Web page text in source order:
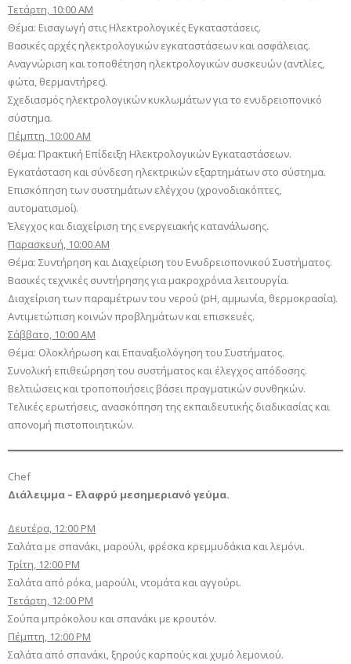
Τετάρτη, 10:00 AM
Θέμα: Εισαγωγή στις Ηλεκτρολογικές Εγκαταστάσεις.
Βασικές αρχές ηλεκτρολογικών εγκαταστάσεων και ασφάλειας.
Αναγνώριση και τοποθέτηση ηλεκτρολογικών συσκευών (αντλίες,
φώτα, θερμαντήρες).
Σχεδιασμός ηλεκτρολογικών κυκλωμάτων για το ενυδρειοπονικό
σύστημα.
Πέμπτη, 10:00 AM
Θέμα: Πρακτική Επίδειξη Ηλεκτρολογικών Εγκαταστάσεων.
Εγκατάσταση και σύνδεση ηλεκτρικών εξαρτημάτων στο σύστημα.
Επισκόπηση των συστημάτων ελέγχου (χρονοδιακόπτες,
αυτοματισμοί).
Έλεγχος και διαχείριση της ενεργειακής κατανάλωσης.
Παρασκευή, 10:00 AM
Θέμα: Συντήρηση και Διαχείριση του Ενυδρειοπονικού Συστήματος.
Βασικές τεχνικές συντήρησης για μακροχρόνια λειτουργία.
Διαχείριση των παραμέτρων του νερού (pH, αμμωνία, θερμοκρασία).
Αντιμετώπιση κοινών προβλημάτων και επισκευές.
Σάββατο, 10:00 AM
Θέμα: Ολοκλήρωση και Επαναξιολόγηση του Συστήματος.
Συνολική επιθεώρηση του συστήματος και έλεγχος απόδοσης.
Βελτιώσεις και τροποποιήσεις βάσει πραγματικών συνθηκών.
Τελικές ερωτήσεις, ανασκόπηση της εκπαιδευτικής διαδικασίας και
απονομή πιστοποιητικών.
Chef
Διάλειμμα – Ελαφρύ μεσημεριανό γεύμα.
Δευτέρα, 12:00 PM
Σαλάτα με σπανάκι, μαρούλι, φρέσκα κρεμμυδάκια και λεμόνι.
Τρίτη, 12:00 PM
Σαλάτα από ρόκα, μαρούλι, ντομάτα και αγγούρι.
Τετάρτη, 12:00 PM
Σούπα μπρόκολου και σπανάκι με κρουτόν.
Πέμπτη, 12:00 PM
Σαλάτα από σπανάκι, ξηρούς καρπούς και χυμό λεμονιού.